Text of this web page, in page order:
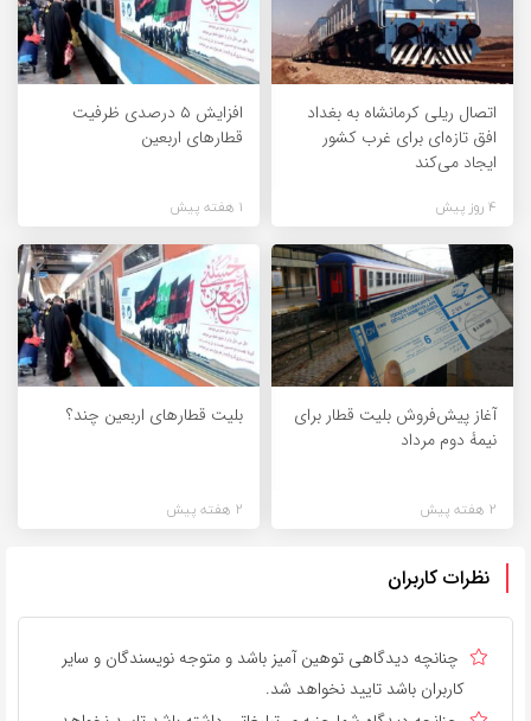
اتصال ریلی کرمانشاه به بغداد
افق تازه‌ای برای غرب کشور
ایجاد می‌کند
4 روز پیش
افزایش ۵ درصدی ظرفیت
قطارهای اربعین
1 هفته پیش
آغاز پیش‌فروش بلیت قطار برای
نیمۀ دوم مرداد
2 هفته پیش
بلیت قطارهای اربعین چند؟
2 هفته پیش
نظرات کاربران
چنانچه دیدگاهی توهین آمیز باشد و متوجه نویسندگان و سایر
کاربران باشد تایید نخواهد شد.